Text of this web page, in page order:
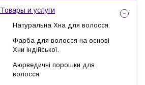
Товары и услуги
Натуральна Хна для волосся.
Фарба для волосся на основі
Хни індійської.
Аюрведичні порошки для
волосся